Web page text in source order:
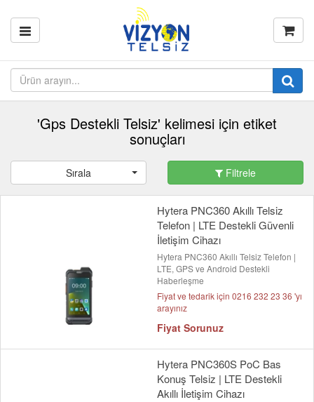
'Gps Destekli Telsiz' kelimesi için etiket
sonuçları
Sırala Filtrele
Hytera PNC360 Akıllı Telsiz
Telefon | LTE Destekli Güvenli
İletişim Cihazı
Hytera PNC360 Akıllı Telsiz Telefon |
LTE, GPS ve Android Destekli
Haberleşme
Fiyat ve tedarik için 0216 232 23 36 'yı
arayınız
Fiyat Sorunuz
Hytera PNC360S PoC Bas
Konuş Telsiz | LTE Destekli
Akıllı İletişim Cihazı